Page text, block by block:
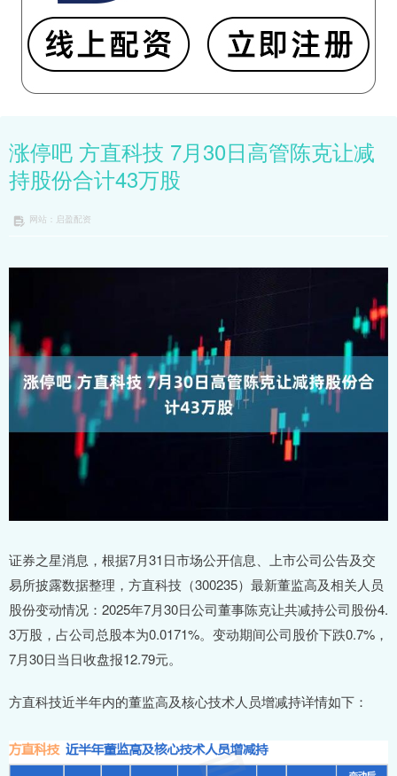
涨停吧 方直科技 7月30日高管陈克让减
持股份合计43万股
网站：启盈配资
证券之星消息，根据7月31日市场公开信息、上市公司公告及交
易所披露数据整理，方直科技（300235）最新董监高及相关人员
股份变动情况：2025年7月30日公司董事陈克让共减持公司股份4.
3万股，占公司总股本为0.0171%。变动期间公司股价下跌0.7%，
7月30日当日收盘报12.79元。
方直科技近半年内的董监高及核心技术人员增减持详情如下：